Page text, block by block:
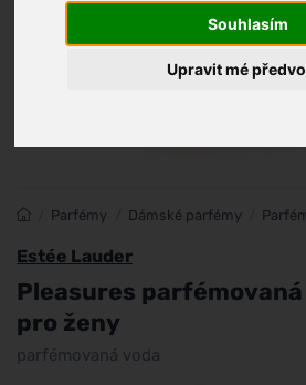
Souhlasím
Upravit mé
Parfémy Dámské parfémy
Estée Lauder
Pleasures
pro ženy
parfémovaná voda